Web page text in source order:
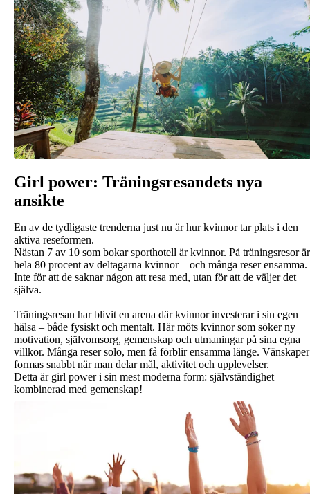
Girl power: Träningsresandets nya
ansikte
En av de tydligaste trenderna just nu är hur kvinnor tar plats i den
aktiva reseformen.
Nästan 7 av 10 som bokar sporthotell är kvinnor. På träningsresor är
hela 80 procent av deltagarna kvinnor – och många reser ensamma.
Inte för att de saknar någon att resa med, utan för att de väljer det
själva.
Träningsresan har blivit en arena där kvinnor investerar i sin egen
hälsa – både fysiskt och mentalt. Här möts kvinnor som söker ny
motivation, självomsorg, gemenskap och utmaningar på sina egna
villkor. Många reser solo, men få förblir ensamma länge. Vänskaper
formas snabbt när man delar mål, aktivitet och upplevelser.
Detta är girl power i sin mest moderna form: självständighet